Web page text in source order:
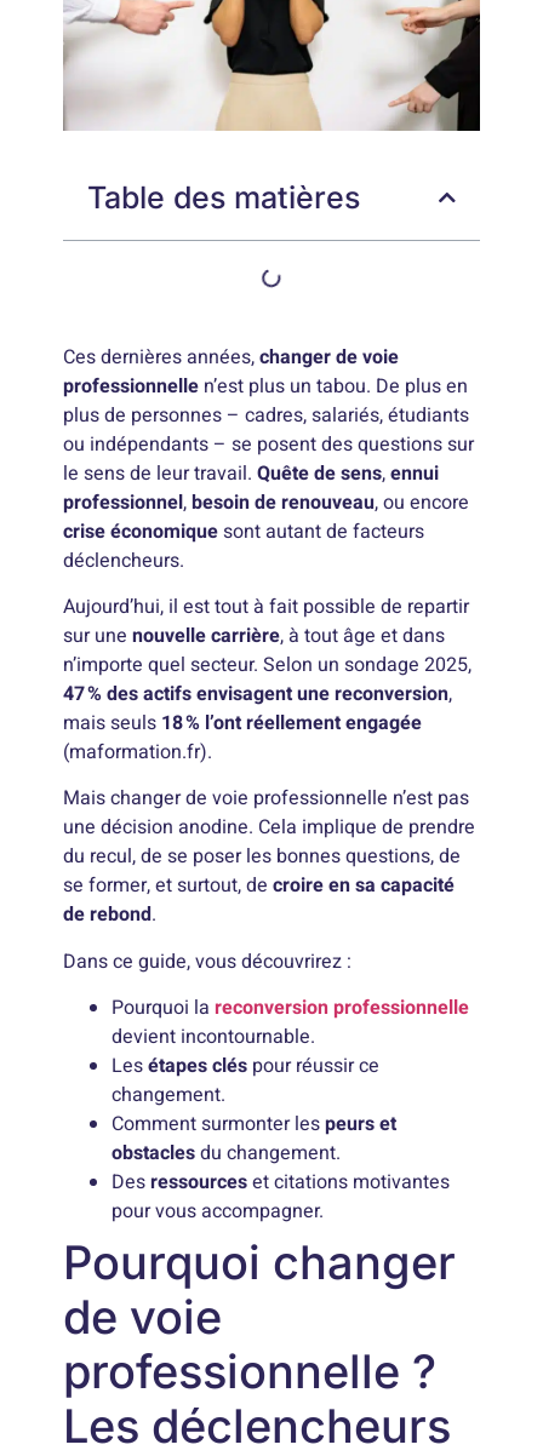
Table des matières
Ces dernières années,changer de voie
professionnelle n’est plus un tabou. De plus en
plus de personnes – cadres, salariés, étudiants
ou indépendants – se posent des questions sur
le sens de leur travail.Quête de sens,ennui
professionnel,besoin de renouveau, ou encore
crise économiquesont autant de facteurs
déclencheurs.
Aujourd’hui, il est tout à fait possible de repartir
sur unenouvelle carrière, à tout âge et dans
n’importe quel secteur. Selon un sondage 2025,
47 % des actifs envisagent une reconversion,
mais seuls 18 % l’ont réellement engagée
(maformation.fr).
Mais changer de voie professionnelle n’est pas
une décision anodine. Cela implique de prendre
du recul, de se poser les bonnes questions, de
se former, et surtout, decroire en sa capacité
de rebond.
Dans ce guide, vous découvrirez :
Pourquoi lareconversion professionnelle
devient incontournable.
Lesétapes clés pour réussir ce
changement.
Comment surmonter lespeurs et
obstaclesdu changement.
Desressourceset citations motivantes
pour vous accompagner.
Pourquoi changer
de voie
professionnelle ?
Les déclencheurs